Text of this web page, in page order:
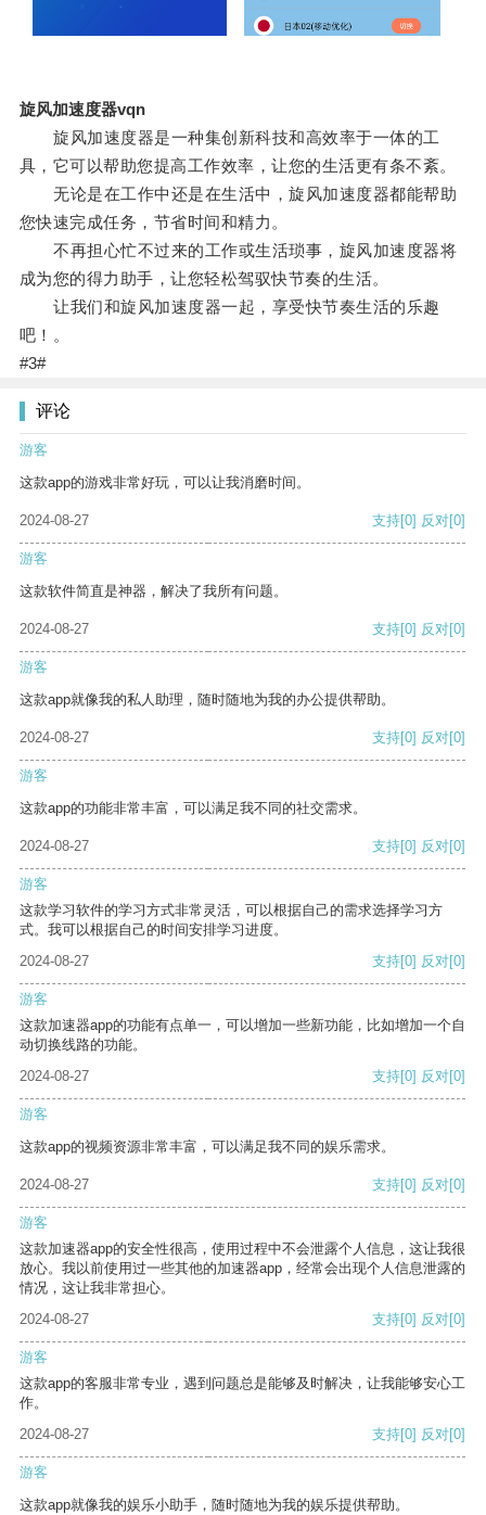
旋风加速度器vqn
旋风加速度器是一种集创新科技和高效率于一体的工
具，它可以帮助您提高工作效率，让您的生活更有条不紊。
无论是在工作中还是在生活中，旋风加速度器都能帮助
您快速完成任务，节省时间和精力。
不再担心忙不过来的工作或生活琐事，旋风加速度器将
成为您的得力助手，让您轻松驾驭快节奏的生活。
让我们和旋风加速度器一起，享受快节奏生活的乐趣
吧！。
#3#
评论
游客
这款app的游戏非常好玩，可以让我消磨时间。
2024-08-27 支持[0] 反对[0]
游客
这款软件简直是神器，解决了我所有问题。
2024-08-27 支持[0] 反对[0]
游客
这款app就像我的私人助理，随时随地为我的办公提供帮助。
2024-08-27 支持[0] 反对[0]
游客
这款app的功能非常丰富，可以满足我不同的社交需求。
2024-08-27 支持[0] 反对[0]
游客
这款学习软件的学习方式非常灵活，可以根据自己的需求选择学习方
式。我可以根据自己的时间安排学习进度。
2024-08-27
支持[0] 反对[0]
游客
这款加速器app的功能有点单一，可以增加一些新功能，比如增加一个自
动切换线路的功能。
2024-08-27
支持[0] 反对[0]
游客
这款app的视频资源非常丰富，可以满足我不同的娱乐需求。
2024-08-27 支持[0] 反对[0]
游客
这款加速器app的安全性很高，使用过程中不会泄露个人信息，这让我很
放心。我以前使用过一些其他的加速器app，经常会出现个人信息泄露的
情况，这让我非常担心。
2024-08-27
支持[0] 反对[0]
游客
这款app的客服非常专业，遇到问题总是能够及时解决，让我能够安心工
作。
2024-08-27
支持[0] 反对[0]
游客
这款app就像我的娱乐小助手，随时随地为我的娱乐提供帮助。